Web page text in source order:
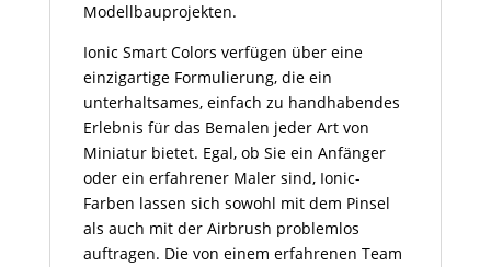
Modellbauprojekten.
Ionic Smart Colors verfügen über eine
einzigartige Formulierung, die ein
unterhaltsames, einfach zu handhabendes
Erlebnis für das Bemalen jeder Art von
Miniatur bietet. Egal, ob Sie ein Anfänger
oder ein erfahrener Maler sind, Ionic-
Farben lassen sich sowohl mit dem Pinsel
als auch mit der Airbrush problemlos
auftragen. Die von einem erfahrenen Team